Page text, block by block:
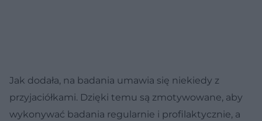
Jak dodała, na badania umawia się niekiedy z
przyjaciółkami. Dzięki temu są zmotywowane, aby
wykonywać badania regularnie i profilaktycznie, a